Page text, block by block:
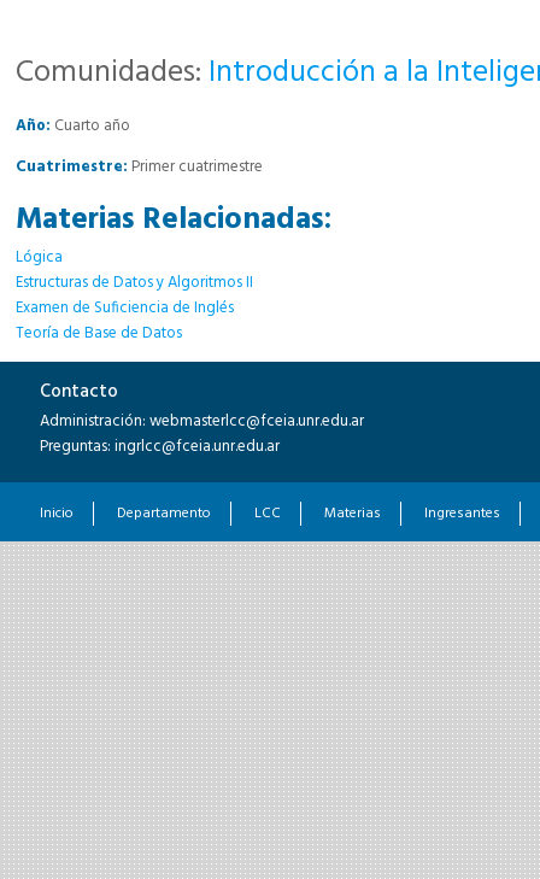
Comunidades: Introducción a la
Año: Cuarto año
Cuatrimestre: Primer cuatrimestre
Materias Relacionadas:
Lógica
Estructuras de Datos y Algoritmos II
Examen de Suficiencia de Inglés
Teorí­a de Base de Datos
Contacto
Administración: webmasterlcc@fceia.unr.edu.ar
Preguntas: ingrlcc@fceia.unr.edu.ar
Inicio Departamento LCC Materias Ingresantes